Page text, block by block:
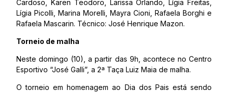
Cardoso, Karen Teodoro, Larissa Orlando, Lígia Freitas,
Lígia Picolli, Marina Morelli, Mayra Cioni, Rafaela Borghi e
Rafaela Mascarin. Técnico: José Henrique Mazon.
Torneio de malha
Neste domingo (10), a partir das 9h, acontece no Centro
Esportivo “José Galli”, a 2ª Taça Luiz Maia de malha.
O torneio em homenagem ao Dia dos Pais está sendo